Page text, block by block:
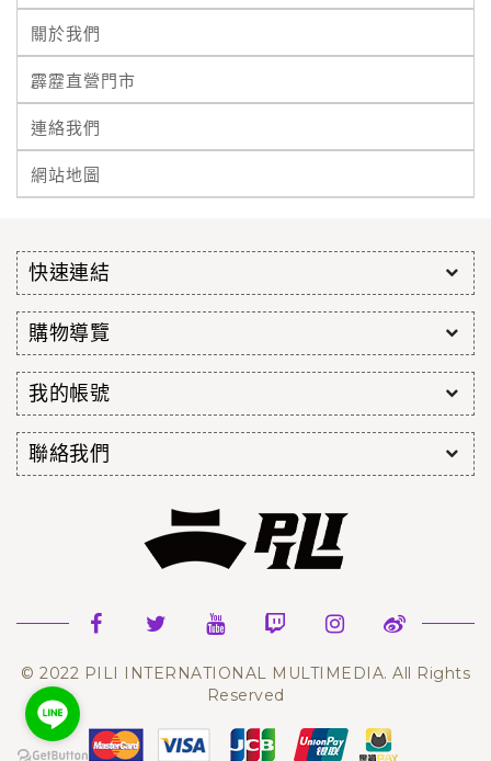
關於我們
霹靂直營門市
連絡我們
網站地圖
快速連結
購物導覽
我的帳號
聯絡我們
© 2022 PILI INTERNATIONAL MULTIMEDIA. All Rights
Reserved